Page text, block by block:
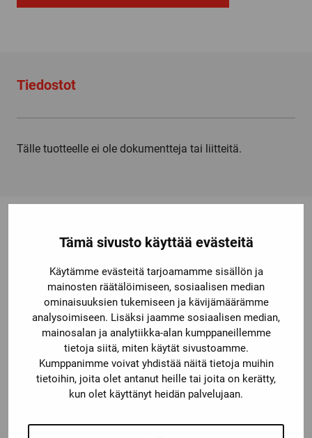
Tämä sivusto käyttää evästeitä
Käytämme evästeitä tarjoamamme sisällön ja
mainosten räätälöimiseen, sosiaalisen median
ominaisuuksien tukemiseen ja kävijämäärämme
analysoimiseen. Lisäksi jaamme sosiaalisen median,
mainosalan ja analytiikka-alan kumppaneillemme
tietoja siitä, miten käytät sivustoamme.
Kumppanimme voivat yhdistää näitä tietoja muihin
tietoihin, joita olet antanut heille tai joita on kerätty,
kun olet käyttänyt heidän palvelujaan.
A02
Tiedostot
Tälle tuotteelle ei ole dokumentteja tai liitteitä.
Saatat olla kiinnostunut myös
näistä